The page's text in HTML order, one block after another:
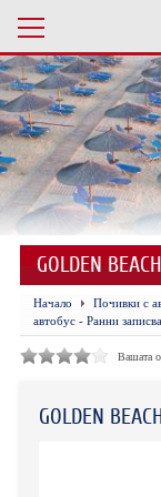
Проверка на
ПОЧИВКИ С
ПОЧИВКИ СЪС
ЕКСКУРЗИИ
ЕКСКУРЗИИ
БЪЛГАРИЯ
ХОТЕЛИ В ТУРЦИЯ
GOLDEN
Начало Почивки с
автобус - Ранни
Вашата
GOLDEN